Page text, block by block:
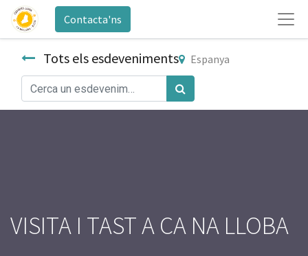
Contacta'ns
Tots els esdeveniments Espanya
VISITA I TAST A CA NA LLOBA